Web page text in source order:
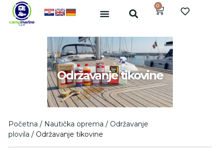
0
Održavanje tikovine
Početna / Nautička oprema / Održavanje
plovila / Održavanje tikovine